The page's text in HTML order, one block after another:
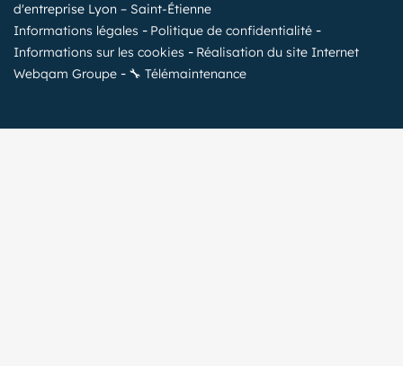
d'entreprise Lyon – Saint-Étienne
Informations légales
Politique de confidentialité
Informations sur les cookies
Réalisation du site Internet
Webqam Groupe
🔧 Télémaintenance